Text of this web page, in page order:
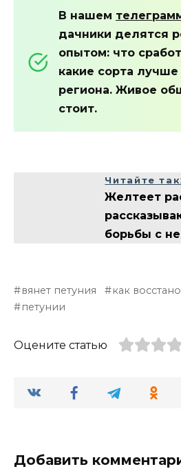
В нашем
дачники делятся
опытом: что
какие сорта
региона. Живое
стоит.
Читайте
Желтеет
борьбы с
вянет петуния
как
петунии
Оцените статью
Добавить